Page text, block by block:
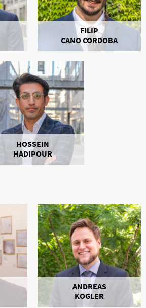
FILIP
CANO CORDOBA
HOSSEIN
HADIPOUR
ANDREAS
KOGLER